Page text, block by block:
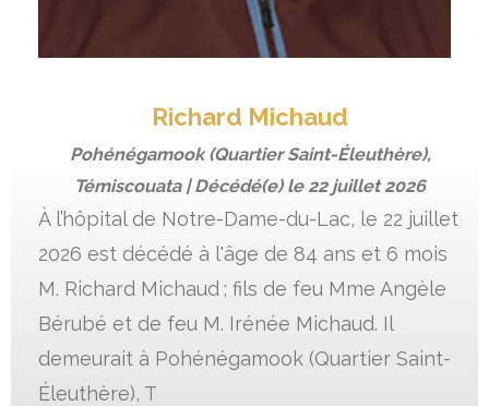
Richard Michaud
Pohénégamook (Quartier Saint-Éleuthère),
Témiscouata | Décédé(e) le 22 juillet 2026
À l’hôpital de Notre-Dame-du-Lac, le 22 juillet
2026 est décédé à l'âge de 84 ans et 6 mois
M. Richard Michaud ; fils de feu Mme Angèle
Bérubé et de feu M. Irénée Michaud. Il
demeurait à Pohénégamook (Quartier Saint-
Éleuthère), T